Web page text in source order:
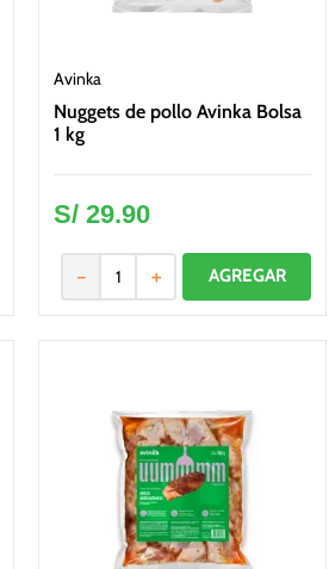
Avinka
Nuggets de pollo Avinka Bolsa
1 kg
S/ 29.90
＋
－